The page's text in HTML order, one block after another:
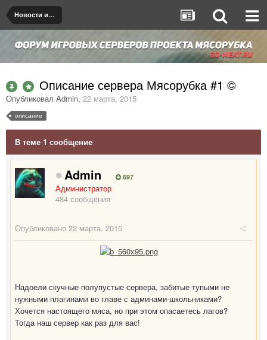
Новости и объявления
Описание сервера Мясорубка #1 ©
Опубликовал Admin, 22 марта, 2015
описание
В теме 1 сообщение
Admin 697
Администратор
484 сообщения
Опубликовано 22 марта, 2015
Надоели скучные полупустые сервера, забитые тупыми не
нужными плагинами во главе с админами-школьниками?
Хочется настоящего мяса, но при этом опасаетесь лагов?
Тогда наш сервер как раз для вас!